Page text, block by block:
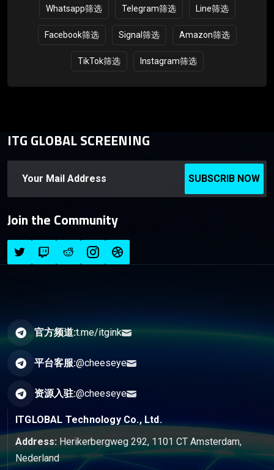
Whatsapp筛选 Telegram筛选 Line筛选
Facebook筛选 Signal筛选 Amazon筛选
TikTok筛选 Instagram筛选
ITG GLOBAL SCREENING
SUBSCRIB NOW
Join the Community
官方频道:t.me/itgink
平台客服:@cheeseye
资源入驻:@cheeseye
ITGLOBAL Technology Co., Ltd.
Address: Herikerbergweg 292, 1101 CT Amsterdam,
Nederland